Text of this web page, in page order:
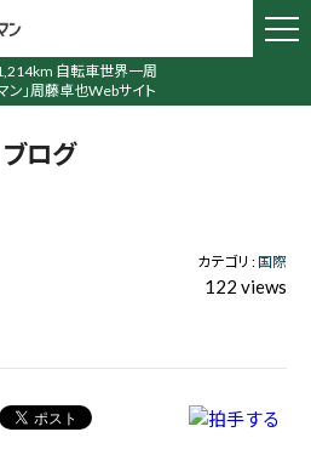
自転車世界一周
ン」周藤卓也Webサイト
ブログ
カテゴリ :国際
122 views